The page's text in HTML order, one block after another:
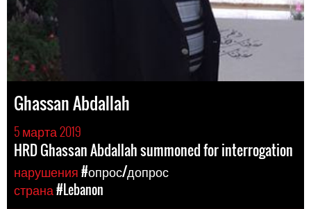
Ghassan Abdallah
5 марта 2019
HRD Ghassan Abdallah summoned for interrogation
нарушения#опрос/допрос
страна#Lebanon